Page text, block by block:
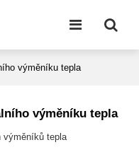
výměníku tepla
výměníku tepla
výměníků tepla